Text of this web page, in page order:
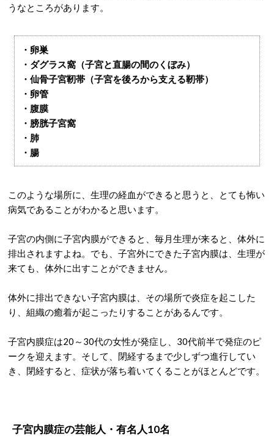
うなところがあります。
・卵巣
・ダグラス窩（子宮と直腸の間のくぼみ）
・仙骨子宮靭帯（子宮を後ろから支える靭帯）
・卵管
・腹膜
・膀胱子宮窩
・肺
・腸
このような場所に、生理の経血ができると思うと、とても怖い
病気であることがわかると思います。
子宮の内側に子宮内膜ができると、毎月生理が来ると、体外に
排出されますよね。でも、子宮外にできた子宮内膜は、生理が
来ても、体外に出すことができません。
体外に排出できない子宮内膜は、その場所で炎症を起こした
り、組織の癒着が起こったりすることがあるんです。
子宮内膜症は20～30代の女性が発症し、30代前半で発症のピ
ークを迎えます。そして、閉経するまで少しずつ進行してい
き、閉経すると、症状が落ち着いてくることがほとんどです。
子宮内膜症の芸能人・有名人10名